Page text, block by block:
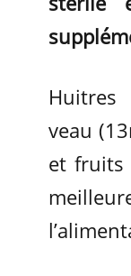
veau
et fruits